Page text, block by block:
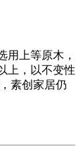
用上等原木，
上，以不变性
素创家居仍